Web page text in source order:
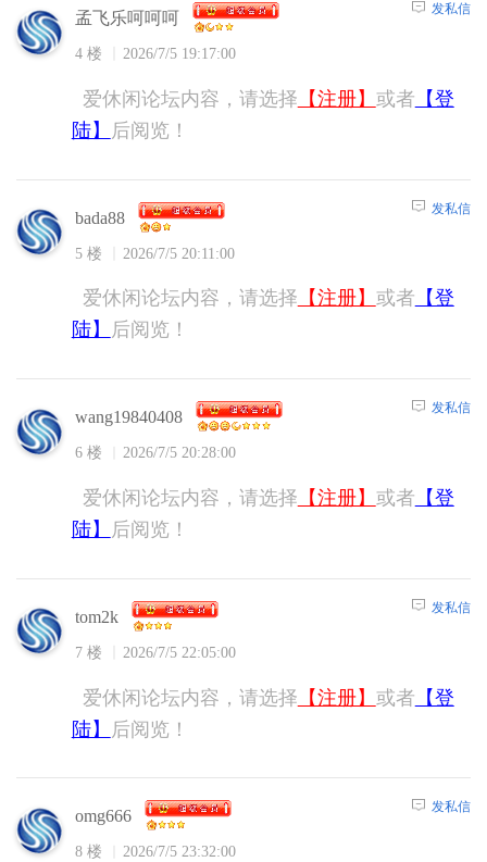
孟飞乐呵呵呵
4 楼 2026/7/5 19:17:00
发私信
爱休闲论坛内容，请选择 【注册】 或者 【登
陆】
后阅览！
bada88
5 楼 2026/7/5 20:11:00
发私信
爱休闲论坛内容，请选择 【注册】 或者 【登
陆】
后阅览！
wang19840408
6 楼 2026/7/5 20:28:00
发私信
爱休闲论坛内容，请选择 【注册】 或者 【登
陆】
后阅览！
tom2k
7 楼 2026/7/5 22:05:00
发私信
爱休闲论坛内容，请选择 【注册】 或者 【登
陆】
后阅览！
omg666
8 楼 2026/7/5 23:32:00
发私信